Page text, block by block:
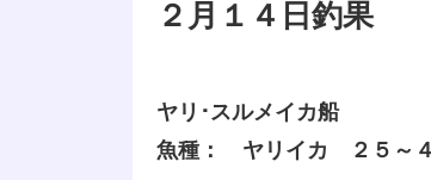
２月１４日釣果
ヤリ･スルメイカ船
魚種： ヤリイカ ２５～